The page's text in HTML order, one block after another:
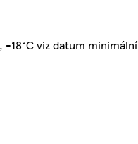
18°C viz datum minimální